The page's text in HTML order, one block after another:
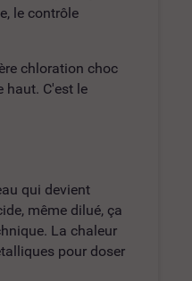
le contrôle
chloration choc
haut. C'est le
qui devient
même dilué, ça
La chaleur
pour doser